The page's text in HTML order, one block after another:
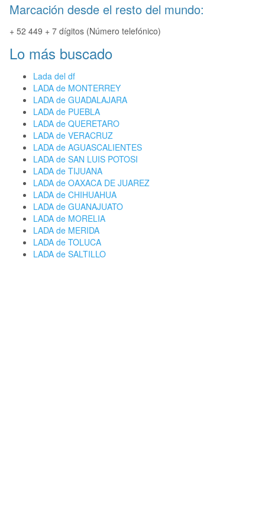
Marcación desde el resto del mundo:
+ 52 449 + 7 dígitos (Número telefónico)
Lo más buscado
Lada del df
LADA de MONTERREY
LADA de GUADALAJARA
LADA de PUEBLA
LADA de QUERETARO
LADA de VERACRUZ
LADA de AGUASCALIENTES
LADA de SAN LUIS POTOSI
LADA de TIJUANA
LADA de OAXACA DE JUAREZ
LADA de CHIHUAHUA
LADA de GUANAJUATO
LADA de MORELIA
LADA de MERIDA
LADA de TOLUCA
LADA de SALTILLO